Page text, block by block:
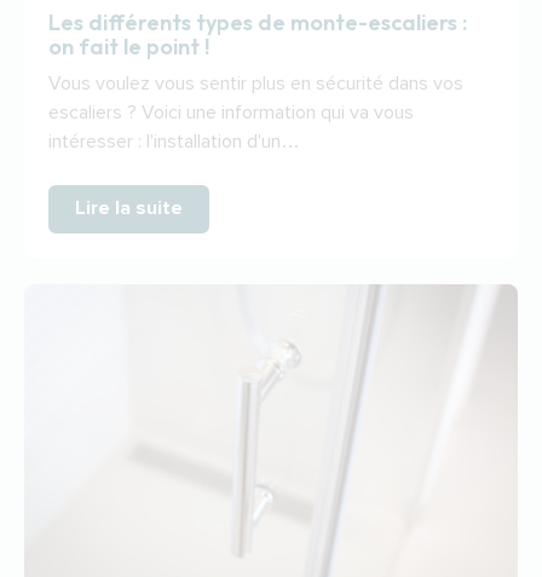
Les différents types de monte-escaliers :
on fait le point !
Vous voulez vous sentir plus en sécurité dans vos
escaliers ? Voici une information qui va vous
intéresser : l'installation d'un…
Lire la suite